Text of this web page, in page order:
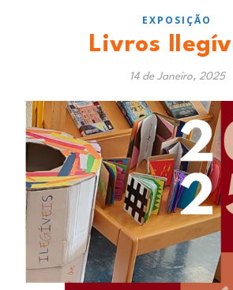
EXPOSIÇÃO
Livros
14 de Janeiro, 2025